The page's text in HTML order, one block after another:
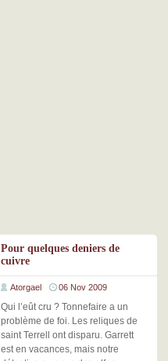
Pour quelques deniers de
cuivre
Atorgael 06 Nov 2009
Qui l’eût cru ? Tonnefaire a un
problème de foi. Les reliques de
saint Terrell ont disparu. Garrett
est en vacances, mais notre